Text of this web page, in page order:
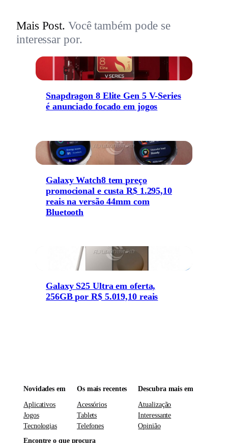
Mais Post. Você também pode se
interessar por.
Snapdragon 8 Elite Gen 5 V-Series
é anunciado focado em jogos
Galaxy Watch8 tem preço
promocional e custa R$ 1.295,10
reais na versão 44mm com
Bluetooth
Galaxy S25 Ultra em oferta,
256GB por R$ 5.019,10 reais
Novidades em
Aplicativos
Jogos
Tecnologias
Os mais recentes
Acessórios
Tablets
Telefones
Descubra mais em
Atualização
Interessante
Opinião
Encontre o que procura